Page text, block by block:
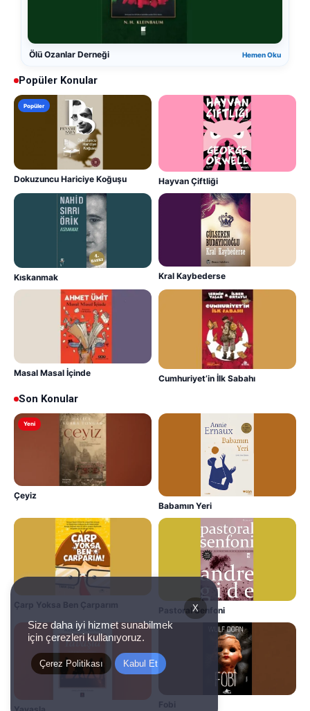
Ölü Ozanlar Derneği Hemen Oku
Popüler Konular
Popüler
Dokuzuncu Hariciye Koğuşu Hayvan Çiftliği
Kıskanmak Kral Kaybederse
Masal Masal İçinde
Cumhuriyet’in İlk Sabahı
Son Konular
Yeni
Çeyiz
Babamın Yeri
Çarp Yoksa Ben Çarparım
Pastoral Senfoni
Fobi
X
Size daha iyi hizmet sunabilmek
için çerezleri kullanıyoruz.
Çerez Politikası Kabul Et